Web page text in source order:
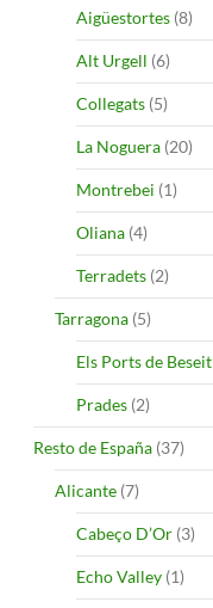
Aigüestortes (8)
Alt Urgell (6)
Collegats (5)
La Noguera (20)
Montrebei (1)
Oliana (4)
Terradets (2)
Tarragona (5)
Els Ports de Beseit
Prades (2)
Resto de España (37)
Alicante (7)
Cabeço D’Or (3)
Echo Valley (1)